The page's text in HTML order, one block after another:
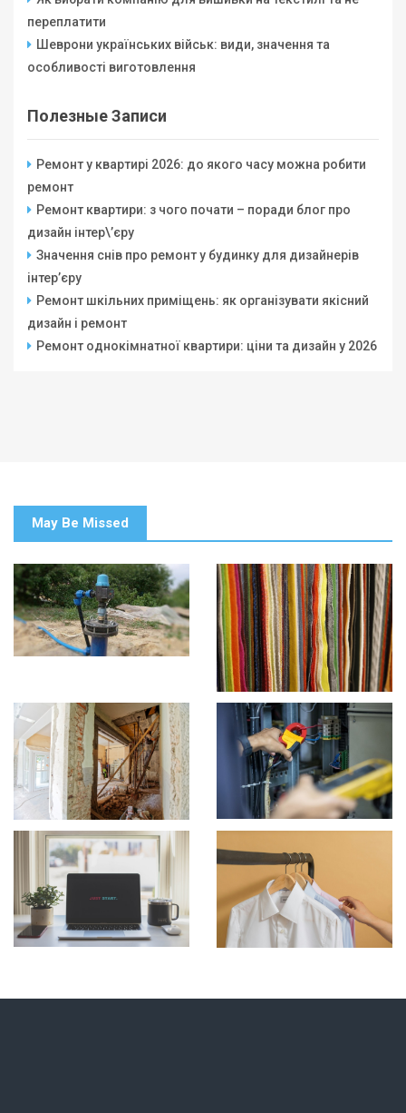
переплатити
Шеврони українських військ: види, значення та
особливості виготовлення
Полезные Записи
Ремонт у квартирі 2026: до якого часу можна робити
ремонт
Ремонт квартири: з чого почати – поради блог про
дизайн інтер\’єру
Значення снів про ремонт у будинку для дизайнерів
інтер’єру
Ремонт шкільних приміщень: як організувати якісний
дизайн і ремонт
Ремонт однокімнатної квартири: ціни та дизайн у 2026
May Be Missed